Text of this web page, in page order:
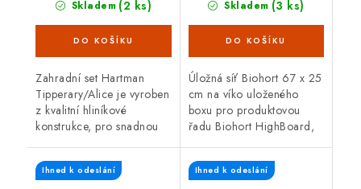
Skladem (2 ks)
Zahradní set Hartman
Tipperary/Alice je vyroben
z kvalitní hliníkové
konstrukce, pro snadnou
odolný vůči vodě i
slunečnímu záření a může
Skladem (3 ks)
Úložná síť Biohort 67 x 25
cm na víko uloženého
boxu pro produktovou
řadu Biohort HighBoard,
Ihned k odeslání Ihned k odeslání